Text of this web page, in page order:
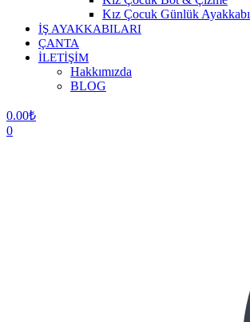
Kız Çocuk Günlük Ayakkabı
İŞ AYAKKABILARI
ÇANTA
İLETİŞİM
Hakkımızda
BLOG
0.00₺
0